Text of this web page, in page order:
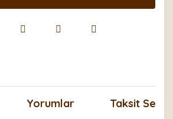
Yorumlar Taksit